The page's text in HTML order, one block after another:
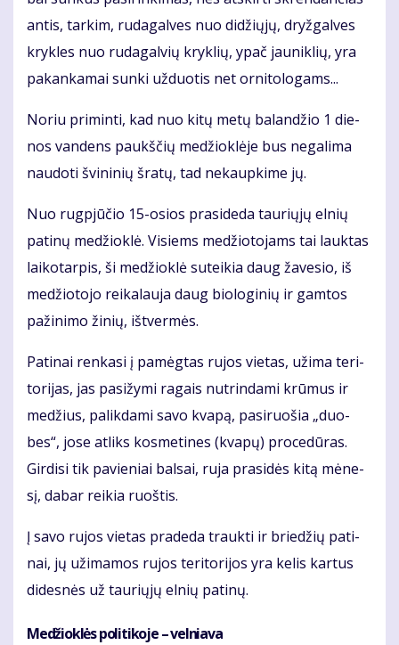
an­tis, tar­kim, ru­da­gal­ves nuo di­džių­jų, dryž­gal­ves
kryk­les nuo ru­da­gal­vių kryk­lių, ypač jau­nik­lių, yra
pa­kan­ka­mai sun­ki už­duo­tis net or­ni­to­lo­gams...
No­riu pri­min­ti, kad nuo ki­tų me­tų ba­lan­džio 1 die­
nos van­dens paukš­čių me­džiok­lė­je bus ne­ga­li­ma
nau­do­ti švi­ni­nių šra­tų, tad ne­kaup­ki­me jų.
Nuo rug­pjū­čio 15-osios pra­si­de­da tau­rių­jų el­nių
pa­ti­nų me­džiok­lė. Vi­siems me­džio­to­jams tai lauk­tas
lai­ko­tar­pis, ši me­džiok­lė su­tei­kia daug ža­ve­sio, iš
me­džio­to­jo rei­ka­lau­ja daug bio­lo­gi­nių ir gam­tos
pa­ži­ni­mo ži­nių, iš­tver­mės.
Pa­ti­nai ren­ka­si į pa­mėg­tas ru­jos vie­tas, už­ima te­ri­
to­ri­jas, jas pa­si­žy­mi ra­gais nu­trin­da­mi krū­mus ir
me­džius, pa­lik­da­mi sa­vo kva­pą, pa­si­ruo­šia „duo­
bes“, jo­se at­liks kos­me­ti­nes (kva­pų) pro­ce­dū­ras.
Gir­di­si tik pa­vie­niai bal­sai, ru­ja pra­si­dės ki­tą mė­ne­
sį, da­bar rei­kia ruoš­tis.
Į sa­vo ru­jos vie­tas pra­de­da trauk­ti ir brie­džių pa­ti­
nai, jų už­ima­mos ru­jos te­ri­to­ri­jos yra ke­lis kar­tus
di­des­nės už tau­rių­jų el­nių pa­ti­nų.
Me­džiok­lės po­li­ti­ko­je – vel­nia­va